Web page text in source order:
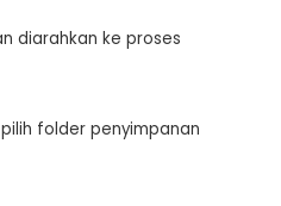
diarahkan ke proses
folder penyimpanan